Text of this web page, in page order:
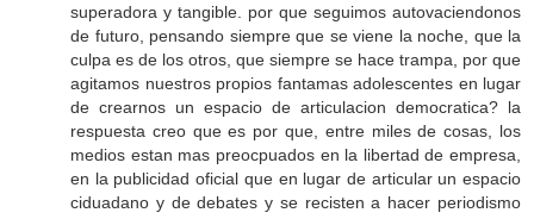
superadora y tangible. por que seguimos autovaciendonos
de futuro, pensando siempre que se viene la noche, que la
culpa es de los otros, que siempre se hace trampa, por que
agitamos nuestros propios fantamas adolescentes en lugar
de crearnos un espacio de articulacion democratica? la
respuesta creo que es por que, entre miles de cosas, los
medios estan mas preocpuados en la libertad de empresa,
en la publicidad oficial que en lugar de articular un espacio
ciduadano y de debates y se recisten a hacer periodismo